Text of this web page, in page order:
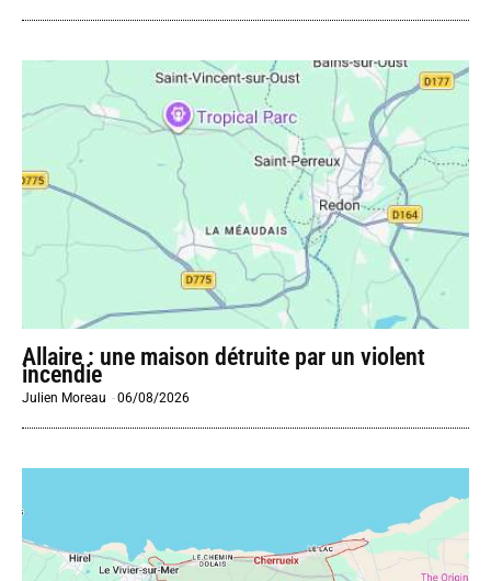
Allaire : une maison détruite par un violent
incendie
Julien Moreau -06/08/2026